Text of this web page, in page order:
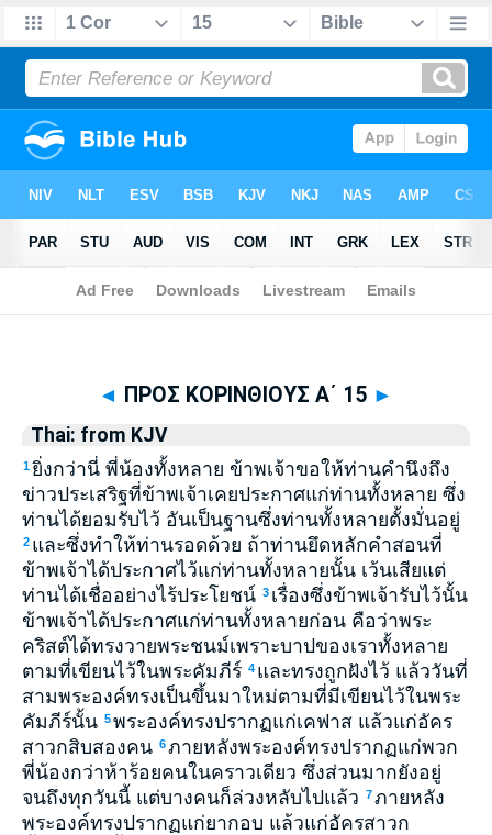
>Thai: from KJV> ΠΡΟΣ ΚΟΡΙΝΘΙΟΥΣ Α΄ 15
◄ ΠΡΟΣ ΚΟΡΙΝΘΙΟΥΣ Α΄ 15 ►
Thai: from KJV
1ยิ่งกว่านี่ พี่น้องทั้งหลาย ข้าพเจ้าขอให้ท่านคำนึงถึง
ข่าวประเสริฐที่ข้าพเจ้าเคยประกาศแก่ท่านทั้งหลาย ซึ่ง
ท่านได้ยอมรับไว้ อันเป็นฐานซึ่งท่านทั้งหลายตั้งมั่นอยู่
2 และซึ่งทำให้ท่านรอดด้วย ถ้าท่านยึดหลักคำสอนที่
ข้าพเจ้าได้ประกาศไว้แก่ท่านทั้งหลายนั้น เว้นเสียแต่
ท่านได้เชื่ออย่างไร้ประโยชน์ 3 เรื่องซึ่งข้าพเจ้ารับไว้นั้น
ข้าพเจ้าได้ประกาศแก่ท่านทั้งหลายก่อน คือว่าพระ
คริสต์ได้ทรงวายพระชนม์เพราะบาปของเราทั้งหลาย
ตามที่เขียนไว้ในพระคัมภีร์ 4 และทรงถูกฝังไว้ แล้ววันที่
สามพระองค์ทรงเป็นขึ้นมาใหม่ตามที่มีเขียนไว้ในพระ
คัมภีร์นั้น 5พระองค์ทรงปรากฏแก่เคฟาส แล้วแก่อัคร
สาวกสิบสองคน 6ภายหลังพระองค์ทรงปรากฏแก่พวก
พี่น้องกว่าห้าร้อยคนในคราวเดียว ซึ่งส่วนมากยังอยู่
จนถึงทุกวันนี้ แต่บางคนก็ล่วงหลับไปแล้ว 7ภายหลัง
พระองค์ทรงปรากฏแก่ยากอบ แล้วแก่อัครสาวก